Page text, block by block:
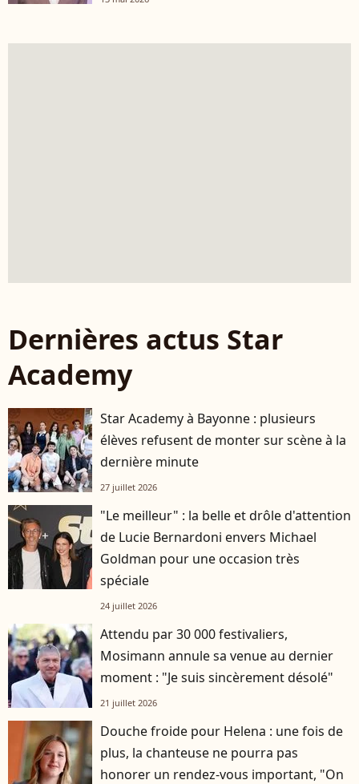
Dernières actus Star
Academy
Star Academy à Bayonne : plusieurs
élèves refusent de monter sur scène à la
dernière minute
27 juillet 2026
"Le meilleur" : la belle et drôle d'attention
de Lucie Bernardoni envers Michael
Goldman pour une occasion très
spéciale
24 juillet 2026
Attendu par 30 000 festivaliers,
Mosimann annule sa venue au dernier
moment : "Je suis sincèrement désolé"
21 juillet 2026
Douche froide pour Helena : une fois de
plus, la chanteuse ne pourra pas
honorer un rendez-vous important, "On